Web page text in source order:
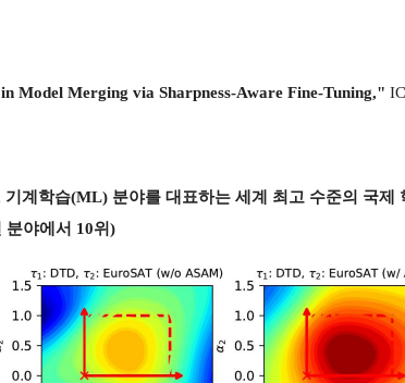
Model Merging via Sharpness-Aware Fine-Tuning,"
계학습(ML) 분야를 대표하는 세계 최고 수준의 국제
분야에서 10위)